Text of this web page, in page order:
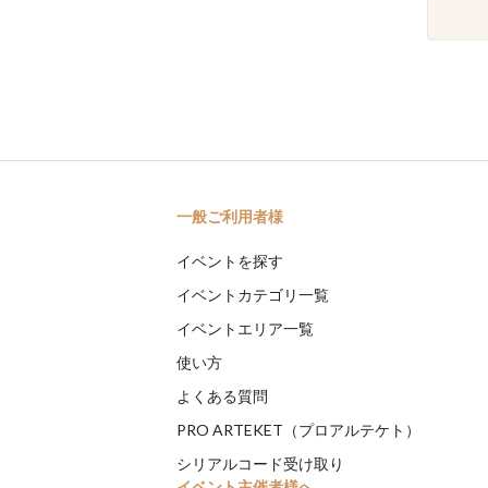
一般ご利用者様
イベントを探す
イベントカテゴリ一覧
イベントエリア一覧
使い方
よくある質問
PRO ARTEKET（プロアルテケト）
シリアルコード受け取り